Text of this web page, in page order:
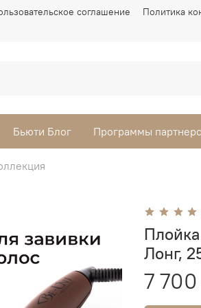
соглашение Политика
Бьюти Блог Программы
Лонг,
7